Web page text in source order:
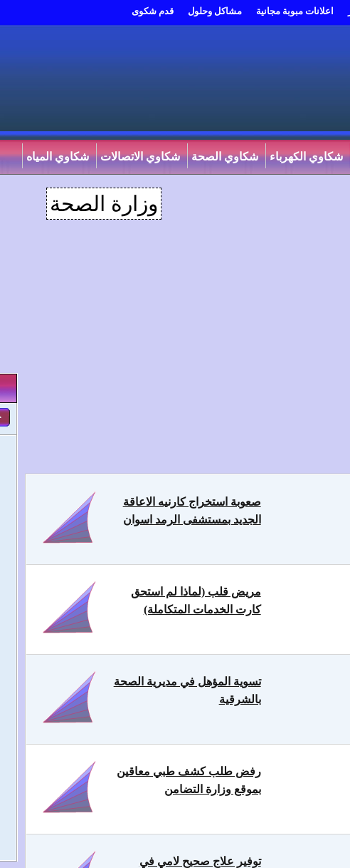
اعلانات مبوبة مجانية مشاكل وحلول قدم شكوى
شكاوي الكهرباء شكاوي الصحة شكاوي الاتصالات شكاوي المياه
وزارة الصحة
صعوبة استخراج كارنيه الاعاقة
الجديد بمستشفى الرمد اسوان
مريض قلب (لماذا لم استحق
كارت الخدمات المتكاملة)
تسوية المؤهل في مديرية الصحة
بالشرقية
رفض طلب كشف طبي معاقين
بموقع وزارة التضامن
توفير علاج صحيح لامي في